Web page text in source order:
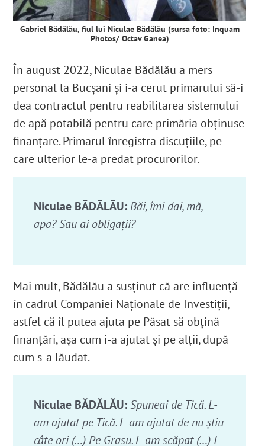
Gabriel Bădălău, fiul lui Niculae Bădălău (sursa foto: Inquam
Photos/ Octav Ganea)
În august 2022, Niculae Bădălău a mers
personal la Bucșani și i-a cerut primarului să-i
dea contractul pentru reabilitarea sistemului
de apă potabilă pentru care primăria obținuse
finanțare. Primarul înregistra discuțiile, pe
care ulterior le-a predat procurorilor.
Niculae BĂDĂLĂU: Băi, îmi dai, mă,
apa? Sau ai obligații?
Mai mult, Bădălău a susținut că are influență
în cadrul Companiei Naționale de Investiții,
astfel că îl putea ajuta pe Păsat să obțină
finanțări, așa cum i-a ajutat și pe alții, după
cum s-a lăudat.
Niculae BĂDĂLĂU:Spuneai de Tică. L-
am ajutat pe Tică. L-am ajutat de nu ştiu
câte ori (…) Pe Grasu. L-am scăpat (…) I-